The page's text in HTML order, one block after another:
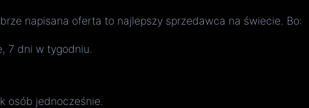
napisana oferta to najlepszy sprzedawca na świecie. Bo:
7 dni w tygodniu.
osób jednocześnie.